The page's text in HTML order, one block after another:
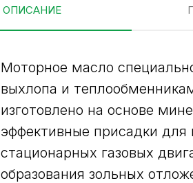
ОПИСАНИЕ
Моторное масло
выхлопа и
изготовлено на основе
эффективные присадки
стационарных газовых
образования зольных